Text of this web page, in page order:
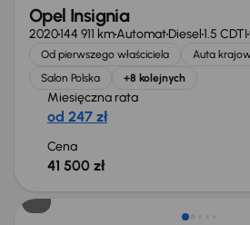
Opel Insignia
2020144 911 kmAutomatDiesel1.5 CDTI
Od pierwszego właściciela Auta
Salon Polska
+8 kolejnych
Miesięczna rata
od 247 zł
Cena
41 500 zł